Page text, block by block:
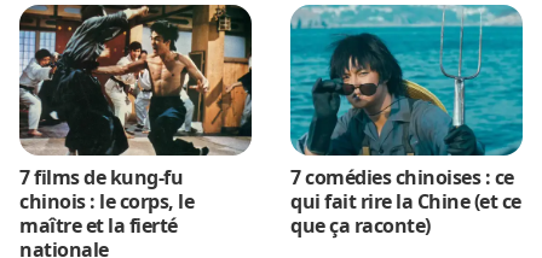
7 films de kung-fu
chinois : le corps, le
maître et la fierté
nationale
7 comédies chinoises : ce
qui fait rire la Chine (et ce
que ça raconte)